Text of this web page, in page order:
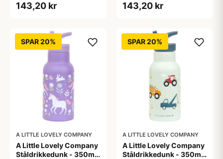
143,20 kr 143,20 kr
SPAR 20%
A LITTLE LOVELY COMPANY
A Little Lovely Company
Ståldrikkedunk - 350ml
SPAR 20%
A LITTLE LOVELY COMPANY
A Little Lovely Company
Ståldrikkedunk - 350ml